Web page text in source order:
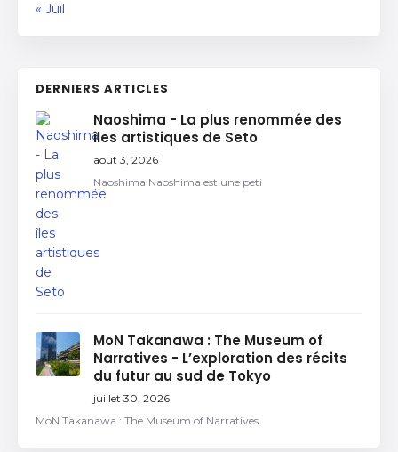
« Juil
DERNIERS ARTICLES
Naoshima - La plus renommée des
îles artistiques de Seto
août 3, 2026
Naoshima Naoshima est une peti
MoN Takanawa : The Museum of
Narratives - L’exploration des récits
du futur au sud de Tokyo
juillet 30, 2026
MoN Takanawa : The Museum of Narratives